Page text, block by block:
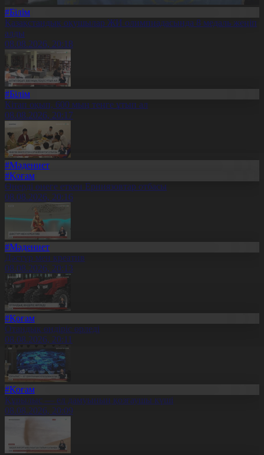
#Білім
Қазақстандық оқушылар ЖИ олимпиадасында 8 медаль жеңіп
алды
08.08.2026, 20:18
#Білім
Кітап оқып, 600 мың теңге ұтып ал
08.08.2026, 20:17
#Мәдениет
#Қоғам
Өнерді өнеге еткен Ерниязовтар отбасы
08.08.2026, 20:16
#Мәдениет
Дәстүр мен креатив
08.08.2026, 20:13
#Қоғам
Отандық өндіріс өрледі
08.08.2026, 20:11
#Қоғам
Құрылыс — ел дамуының қозғаушы күші
08.08.2026, 20:09